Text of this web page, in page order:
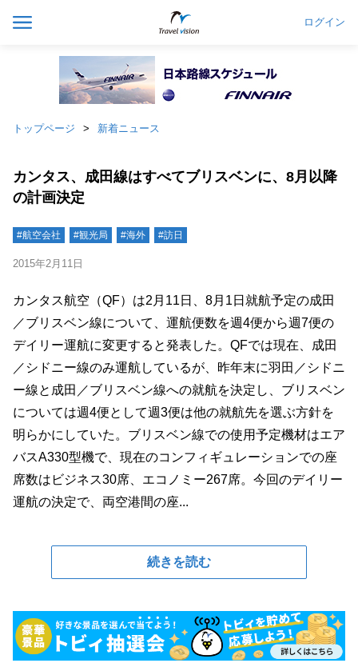
ログイン
トップページ 新着ニュース
カンタス、成田線はすべてブリスベンに、8月以降
の計画決定
#航空会社 #観光局 #海外 #訪日
2015年2月11日
カンタス航空（QF）は2月11日、8月1日就航予定の成田
／ブリスベン線について、運航便数を週4便から週7便の
デイリー運航に変更すると発表した。QFでは現在、成田
／シドニー線のみ運航しているが、昨年末に羽田／シドニ
ー線と成田／ブリスベン線への就航を決定し、ブリスベン
については週4便として週3便は他の就航先を選ぶ方針を
明らかにしていた。ブリスベン線での使用予定機材はエア
バスA330型機で、現在のコンフィギュレーションでの座
席数はビジネス30席、エコノミー267席。今回のデイリー
運航の決定で、両空港間の座...
続きを読む